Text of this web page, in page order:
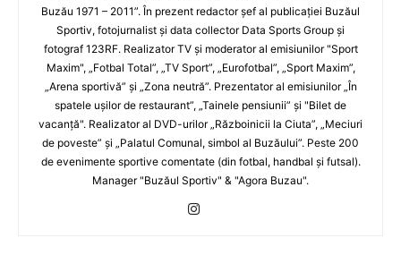
Buzău 1971 – 2011”. În prezent redactor şef al publicaţiei Buzăul
Sportiv, fotojurnalist şi data collector Data Sports Group şi
fotograf 123RF. Realizator TV şi moderator al emisiunilor "Sport
Maxim", „Fotbal Total”, „TV Sport”, „Eurofotbal”, „Sport Maxim”,
„Arena sportivă” şi „Zona neutră”. Prezentator al emisiunilor „În
spatele uşilor de restaurant”, „Tainele pensiunii” şi "Bilet de
vacanţă". Realizator al DVD-urilor „Războinicii la Ciuta”, „Meciuri
de poveste” şi „Palatul Comunal, simbol al Buzăului”. Peste 200
de evenimente sportive comentate (din fotbal, handbal şi futsal).
Manager "Buzăul Sportiv" & "Agora Buzau".